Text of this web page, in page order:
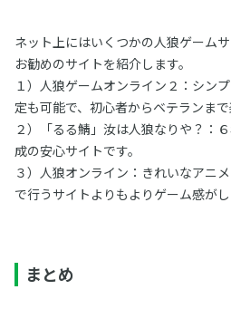
ネット上にはいくつかの人狼ゲーム
お勧めのサイトを紹介します。
１）人狼ゲームオンライン２：シン
定も可能で、初心者からベテランまで
２）「るる鯖」汝は人狼なりや？：
成の安心サイトです。
３）人狼オンライン：きれいなアニ
で行うサイトよりもよりゲーム感がし
まとめ